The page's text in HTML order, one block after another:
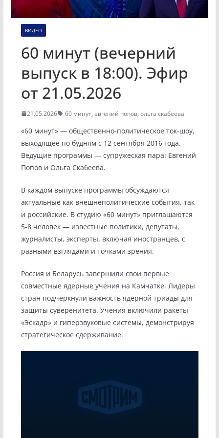
ВИДЕО
60 минут (вечерний
выпуск в 18:00). Эфир
от 21.05.2026
21.05.2026 60 минут, евгений попов, ольга скабеева
«60 минут» — общественно-политическое ток-шоу,
выходящее по будням с 12 сентября 2016 года.
Ведущие программы — супружеская пара: Евгений
Попов и Ольга Скабеева.
В каждом выпуске программы обсуждаются
актуальные как внешнеполитические события, так
и российские. В студию «60 минут» приглашаются
5-8 человек — известные политики, депутаты,
журналисты, эксперты, включая иностранцев, с
разными взглядами и точками зрения.
Россия и Беларусь завершили свои первые
совместные ядерные учения на Камчатке. Лидеры
стран подчеркнули важность ядерной триады для
защиты суверенитета. Учения включили ракеты
«Эскадр» и гиперзвуковые системы, демонстрируя
стратегическое сдерживание.